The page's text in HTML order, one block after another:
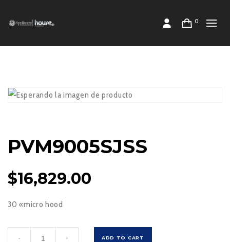
0
PVM9005SJSS
$16,829.00
30 «micro hood
PVM9005SJSS
- + ADD TO CART